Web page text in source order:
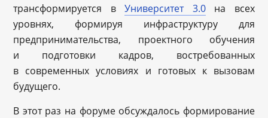
трансформируется вУниверситет 3.0на всех
уровнях, формируя инфраструктуру для
предпринимательства, проектного обучения
и подготовки кадров, востребованных
в современных условиях и готовых к вызовам
будущего.
В этот раз на форуме обсуждалось формирование